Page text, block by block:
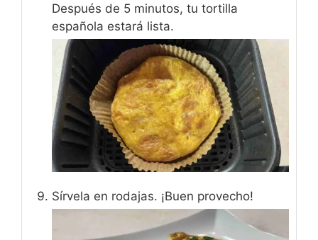
Después de 5 minutos, tu tortilla
española estará lista.
Sírvela en rodajas. ¡Buen provecho!